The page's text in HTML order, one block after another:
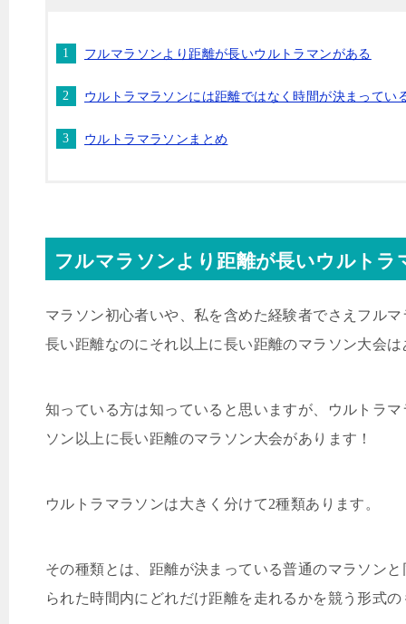
フルマラソンより距離が長いウルトラマンがある
ウルトラマラソンには距離ではなく時間が決まってい
ウルトラマラソンまとめ
フルマラソンより距離が長いウルトラ
マラソン初心者いや、私を含めた経験者でさえフルマ
長い距離なのにそれ以上に長い距離のマラソン大会
知っている方は知っていると思いますが、ウルトラ
ソン以上に長い距離のマラソン大会があります！
ウルトラマラソンは大きく分けて2種類あります。
その種類とは、距離が決まっている普通のマラソン
られた時間内にどれだけ距離を走れるかを競う形式